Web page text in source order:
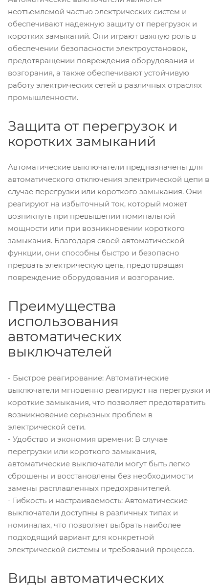
неотъемлемой частью электрических систем и
обеспечивают надежную защиту от перегрузок и
коротких замыканий. Они играют важную роль в
обеспечении безопасности электроустановок,
предотвращении повреждения оборудования и
возгорания, а также обеспечивают устойчивую
работу электрических сетей в различных отраслях
промышленности.
Защита от перегрузок и
коротких замыканий
Автоматические выключатели предназначены для
автоматического отключения электрической цепи в
случае перегрузки или короткого замыкания. Они
реагируют на избыточный ток, который может
возникнуть при превышении номинальной
мощности или при возникновении короткого
замыкания. Благодаря своей автоматической
функции, они способны быстро и безопасно
прервать электрическую цепь, предотвращая
повреждение оборудования и возгорание.
Преимущества
использования
автоматических
выключателей
- Быстрое реагирование: Автоматические
выключатели мгновенно реагируют на перегрузки и
короткие замыкания, что позволяет предотвратить
возникновение серьезных проблем в
электрической сети.
- Удобство и экономия времени: В случае
перегрузки или короткого замыкания,
автоматические выключатели могут быть легко
сброшены и восстановлены без необходимости
замены расплавленных предохранителей.
- Гибкость и настраиваемость: Автоматические
выключатели доступны в различных типах и
номиналах, что позволяет выбрать наиболее
подходящий вариант для конкретной
электрической системы и требований процесса.
Виды автоматических